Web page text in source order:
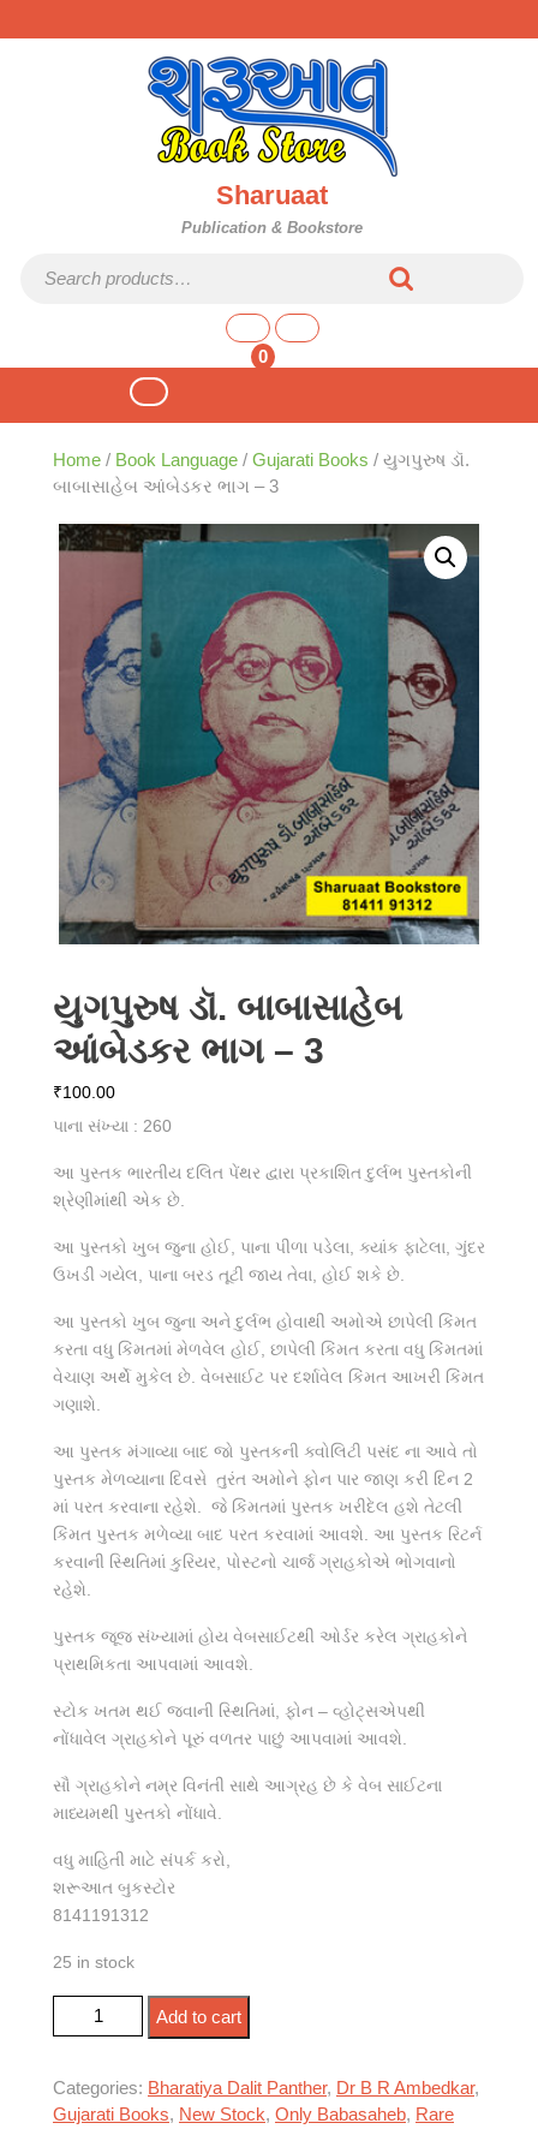
to
Sharuaat
Publication & Bookstore
0
shopping
Open
Button
Home / Book Language / Gujarati Books / યુગપુરુષ ડૉ.
બાબાસાહેબ આંબેડકર ભાગ – 3
યુગપુરુષ ડૉ. બાબાસાહેબ
આંબેડકર ભાગ – 3
₹100.00
પાના સંખ્યા : 260
આ પુસ્તક ભારતીય દલિત પેંથર દ્વારા પ્રકાશિત દુર્લભ પુસ્તકોની
શ્રેણીમાંથી એક છે.
આ પુસ્તકો ખુબ જુના હોઈ, પાના પીળા પડેલા, ક્યાંક ફાટેલા, ગુંદર
ઉખડી ગયેલ, પાના બરડ તૂટી જાય તેવા, હોઈ શકે છે.
આ પુસ્તકો ખુબ જુના અને દુર્લભ હોવાથી અમોએ છાપેલી કિંમત
કરતા વધુ કિંમતમાં મેળવેલ હોઈ, છાપેલી કિંમત કરતા વધુ કિંમતમાં
વેચાણ અર્થે મુકેલ છે. વેબસાઈટ પર દર્શાવેલ કિંમત આખરી કિંમત
ગણાશે.
આ પુસ્તક મંગાવ્યા બાદ જો પુસ્તકની ક્વોલિટી પસંદ ના આવે તો
પુસ્તક મેળવ્યાના દિવસે તુરંત અમોને ફોન પાર જાણ કરી દિન 2
માં પરત કરવાના રહેશે. જે કિંમતમાં પુસ્તક ખરીદેલ હશે તેટલી
કિંમત પુસ્તક મળેવ્યા બાદ પરત કરવામાં આવશે. આ પુસ્તક રિટર્ન
કરવાની સ્થિતિમાં કુરિયર, પોસ્ટનો ચાર્જ ગ્રાહકોએ ભોગવાનો
રહેશે.
પુસ્તક જૂજ સંખ્યામાં હોય વેબસાઈટથી ઓર્ડર કરેલ ગ્રાહકોને
પ્રાથમિકતા આપવામાં આવશે.
સ્ટોક ખતમ થઈ જવાની સ્થિતિમાં, ફોન – વ્હોટ્સએપથી
નોંધાવેલ ગ્રાહકોને પૂરું વળતર પાછું આપવામાં આવશે.
સૌ ગ્રાહકોને નમ્ર વિનંતી સાથે આગ્રહ છે કે વેબ સાઈટના
માધ્યમથી પુસ્તકો નોંધાવે.
વધુ માહિતી માટે સંપર્ક કરો,
શરૂઆત બુકસ્ટોર
8141191312
25 in stock
યુગપુરુષ ડૉ. બાબાસાહેબ આંબેડકર ભાગ - 3 quantity
Add to cart
Categories: Bharatiya Dalit Panther, Dr B R Ambedkar,
Gujarati Books, New Stock, Only Babasaheb, Rare